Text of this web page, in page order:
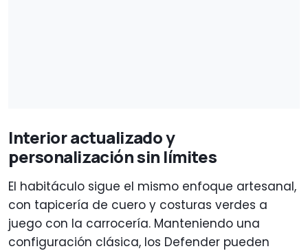
Interior actualizado y
personalización sin límites
El habitáculo sigue el mismo enfoque artesanal,
con tapicería de cuero y costuras verdes a
juego con la carrocería. Manteniendo una
configuración clásica, los Defender pueden